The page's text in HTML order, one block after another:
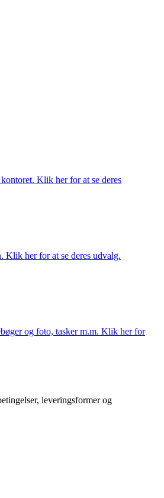
Klik her for at se deres
Klik her for at se deres udvalg.
og foto, tasker m.m. Klik her for
leveringsformer og